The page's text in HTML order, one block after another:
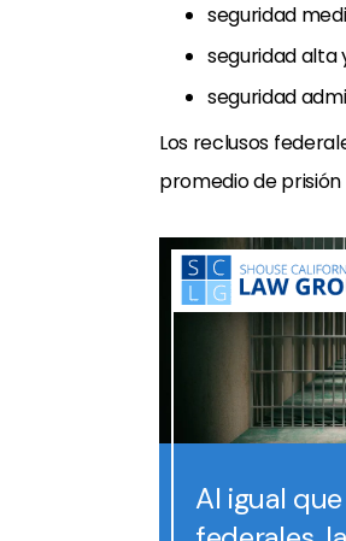
seguridad
seguridad alta
seguridad
Los reclusos
promedio de
Al igual